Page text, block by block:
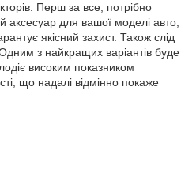
Перш за все, потрібно
аксесуар для вашої моделі авто,
якісний захист. Також слід
з найкращих варіантів буде
високим показником
що надалі відмінно покаже